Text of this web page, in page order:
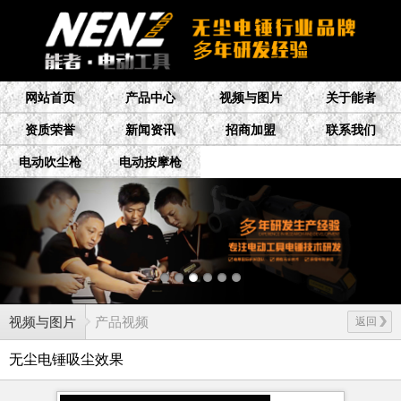
网站首页 产品中心 视频与图片 关于能者
资质荣誉 新闻资讯 招商加盟 联系我们
电动吹尘枪 电动按摩枪
视频与图片 返回
产品视频
无尘电锤吸尘效果